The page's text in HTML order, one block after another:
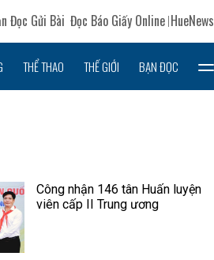
Đọc Gửi Bài Đọc Báo Giấy Online HueNews
THỂ THAO THẾ GIỚI BẠN ĐỌC
Công nhận 146 tân Huấn luyện
viên cấp II Trung ương